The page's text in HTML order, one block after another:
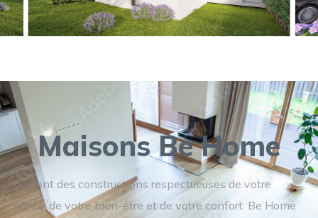
Maisons Be Home
Ce sont des constructions respectueuses de votre
santé, de votre bien-être et de votre confort. Be Home